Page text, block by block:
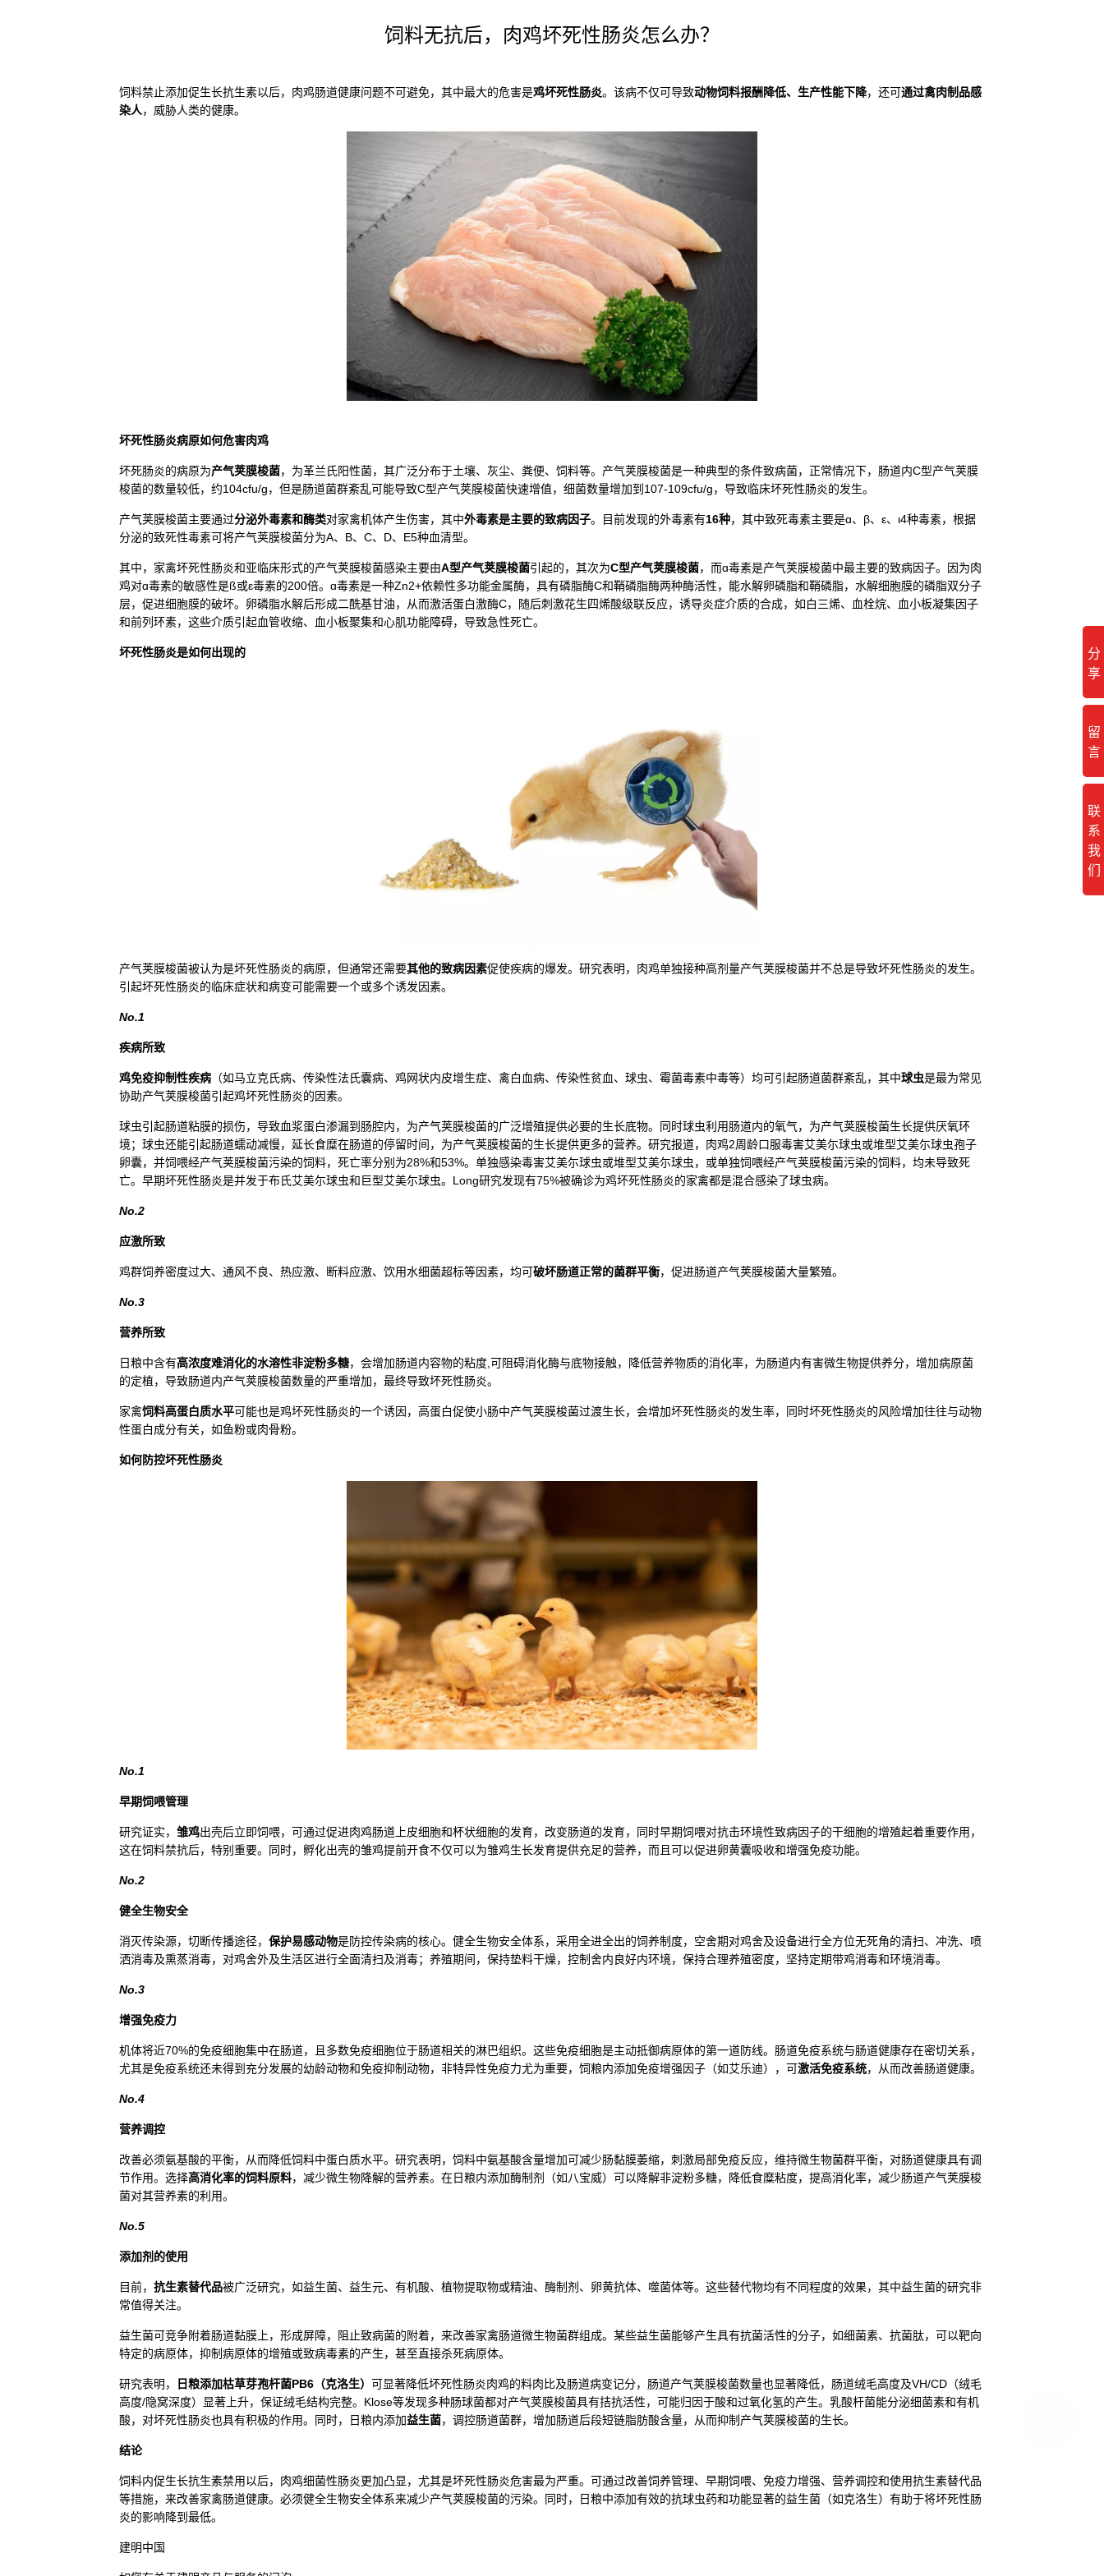
分
享
留
言
联
系
我
们
饲料无抗后，肉鸡坏死性肠炎怎么办？
饲料禁止添加促生长抗生素以后，肉鸡肠道健康问题不可避免，其中最大的危害是鸡坏死性肠炎。该病不仅可导致动物饲料报酬降低、生产性能下降，还可通过禽肉制品感
染人，威胁人类的健康。
坏死性肠炎病原如何危害肉鸡
坏死肠炎的病原为产气荚膜梭菌，为革兰氏阳性菌，其广泛分布于土壤、灰尘、粪便、饲料等。产气荚膜梭菌是一种典型的条件致病菌，正常情况下，肠道内C型产气荚膜
梭菌的数量较低，约104cfu/g，但是肠道菌群紊乱可能导致C型产气荚膜梭菌快速增值，细菌数量增加到107-109cfu/g，导致临床坏死性肠炎的发生。
产气荚膜梭菌主要通过分泌外毒素和酶类对家禽机体产生伤害，其中外毒素是主要的致病因子。目前发现的外毒素有16种，其中致死毒素主要是ɑ、β、ε、ι4种毒素，根据
分泌的致死性毒素可将产气荚膜梭菌分为A、B、C、D、E5种血清型。
其中，家禽坏死性肠炎和亚临床形式的产气荚膜梭菌感染主要由A型产气荚膜梭菌引起的，其次为C型产气荚膜梭菌，而ɑ毒素是产气荚膜梭菌中最主要的致病因子。因为肉
鸡对ɑ毒素的敏感性是ß或ε毒素的200倍。ɑ毒素是一种Zn2+依赖性多功能金属酶，具有磷脂酶C和鞘磷脂酶两种酶活性，能水解卵磷脂和鞘磷脂，水解细胞膜的磷脂双分子
层，促进细胞膜的破坏。卵磷脂水解后形成二酰基甘油，从而激活蛋白激酶C，随后刺激花生四烯酸级联反应，诱导炎症介质的合成，如白三烯、血栓烷、血小板凝集因子
和前列环素，这些介质引起血管收缩、血小板聚集和心肌功能障碍，导致急性死亡。
坏死性肠炎是如何出现的
产气荚膜梭菌被认为是坏死性肠炎的病原，但通常还需要其他的致病因素促使疾病的爆发。研究表明，肉鸡单独接种高剂量产气荚膜梭菌并不总是导致坏死性肠炎的发生。
引起坏死性肠炎的临床症状和病变可能需要一个或多个诱发因素。
No.1
疾病所致
鸡免疫抑制性疾病 （如马立克氏病、传染性法氏囊病、鸡网状内皮增生症、禽白血病、传染性贫血、球虫、霉菌毒素中毒等）均可引起肠道菌群紊乱，其中球虫是最为常见
协助产气荚膜梭菌引起鸡坏死性肠炎的因素。
球虫引起肠道粘膜的损伤，导致血浆蛋白渗漏到肠腔内，为产气荚膜梭菌的广泛增殖提供必要的生长底物。同时球虫利用肠道内的氧气，为产气荚膜梭菌生长提供厌氧环
境；球虫还能引起肠道蠕动减慢，延长食糜在肠道的停留时间，为产气荚膜梭菌的生长提供更多的营养。研究报道，肉鸡2周龄口服毒害艾美尓球虫或堆型艾美尓球虫孢子
卵囊，并饲喂经产气荚膜梭菌污染的饲料，死亡率分别为28%和53%。单独感染毒害艾美尓球虫或堆型艾美尓球虫，或单独饲喂经产气荚膜梭菌污染的饲料，均未导致死
亡。早期坏死性肠炎是并发于布氏艾美尓球虫和巨型艾美尓球虫。Long研究发现有75%被确诊为鸡坏死性肠炎的家禽都是混合感染了球虫病。
No.2
应激所致
鸡群饲养密度过大、通风不良、热应激、断料应激、饮用水细菌超标等因素，均可破坏肠道正常的菌群平衡，促进肠道产气荚膜梭菌大量繁殖。
No.3
营养所致
日粮中含有高浓度难消化的水溶性非淀粉多糖，会增加肠道内容物的粘度,可阻碍消化酶与底物接触，降低营养物质的消化率，为肠道内有害微生物提供养分，增加病原菌
的定植，导致肠道内产气荚膜梭菌数量的严重增加，最终导致坏死性肠炎。
家禽饲料高蛋白质水平可能也是鸡坏死性肠炎的一个诱因，高蛋白促使小肠中产气荚膜梭菌过渡生长，会增加坏死性肠炎的发生率，同时坏死性肠炎的风险增加往往与动物
性蛋白成分有关，如鱼粉或肉骨粉。
如何防控坏死性肠炎
No.1
早期饲喂管理
研究证实，雏鸡出壳后立即饲喂，可通过促进肉鸡肠道上皮细胞和杯状细胞的发育，改变肠道的发育，同时早期饲喂对抗击环境性致病因子的干细胞的增殖起着重要作用，
这在饲料禁抗后，特别重要。同时，孵化出壳的雏鸡提前开食不仅可以为雏鸡生长发育提供充足的营养，而且可以促进卵黄囊吸收和增强免疫功能。
No.2
健全生物安全
消灭传染源，切断传播途径，保护易感动物是防控传染病的核心。健全生物安全体系，采用全进全出的饲养制度，空舍期对鸡舍及设备进行全方位无死角的清扫、冲洗、喷
洒消毒及熏蒸消毒，对鸡舍外及生活区进行全面清扫及消毒；养殖期间，保持垫料干燥，控制舍内良好内环境，保持合理养殖密度，坚持定期带鸡消毒和环境消毒。
No.3
增强免疫力
机体将近70%的免疫细胞集中在肠道，且多数免疫细胞位于肠道相关的淋巴组织。这些免疫细胞是主动抵御病原体的第一道防线。肠道免疫系统与肠道健康存在密切关系，
尤其是免疫系统还未得到充分发展的幼龄动物和免疫抑制动物，非特异性免疫力尤为重要，饲粮内添加免疫增强因子（如艾乐迪），可激活免疫系统，从而改善肠道健康。
No.4
营养调控
改善必须氨基酸的平衡，从而降低饲料中蛋白质水平。研究表明，饲料中氨基酸含量增加可减少肠黏膜萎缩，刺激局部免疫反应，维持微生物菌群平衡，对肠道健康具有调
节作用。选择高消化率的饲料原料，减少微生物降解的营养素。在日粮内添加酶制剂（如八宝威）可以降解非淀粉多糖，降低食糜粘度，提高消化率，减少肠道产气荚膜梭
菌对其营养素的利用。
No.5
添加剂的使用
目前，抗生素替代品被广泛研究，如益生菌、益生元、有机酸、植物提取物或精油、酶制剂、卵黄抗体、噬菌体等。这些替代物均有不同程度的效果，其中益生菌的研究非
常值得关注。
益生菌可竞争附着肠道黏膜上，形成屏障，阻止致病菌的附着，来改善家禽肠道微生物菌群组成。某些益生菌能够产生具有抗菌活性的分子，如细菌素、抗菌肽，可以靶向
特定的病原体，抑制病原体的增殖或致病毒素的产生，甚至直接杀死病原体。
研究表明， 日粮添加枯草芽孢杆菌PB6（克洛生）可显著降低坏死性肠炎肉鸡的料肉比及肠道病变记分，肠道产气荚膜梭菌数量也显著降低，肠道绒毛高度及VH/CD（绒毛
高度/隐窝深度）显著上升，保证绒毛结构完整。Klose等发现多种肠球菌都对产气荚膜梭菌具有拮抗活性，可能归因于酸和过氧化氢的产生。乳酸杆菌能分泌细菌素和有机
酸，对坏死性肠炎也具有积极的作用。同时，日粮内添加益生菌，调控肠道菌群，增加肠道后段短链脂肪酸含量，从而抑制产气荚膜梭菌的生长。
结论
饲料内促生长抗生素禁用以后，肉鸡细菌性肠炎更加凸显，尤其是坏死性肠炎危害最为严重。可通过改善饲养管理、早期饲喂、免疫力增强、营养调控和使用抗生素替代品
等措施，来改善家禽肠道健康。必须健全生物安全体系来减少产气荚膜梭菌的污染。同时，日粮中添加有效的抗球虫药和功能显著的益生菌（如克洛生）有助于将坏死性肠
炎的影响降到最低。
建明中国